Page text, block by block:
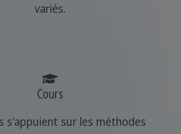
variés.
Cours
s'appuient sur les méthodes